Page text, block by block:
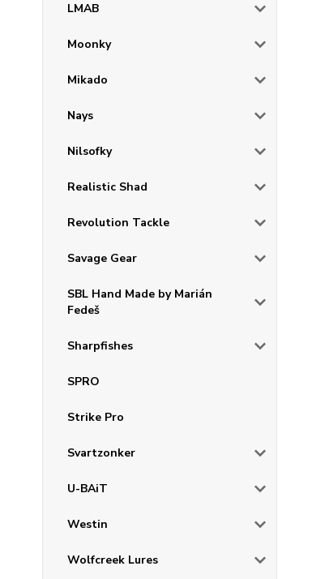
LMAB
Moonky
Mikado
Nays
Nilsofky
Realistic Shad
Revolution Tackle
Savage Gear
SBL Hand Made by Marián
Fedeš
Sharpfishes
SPRO
Strike Pro
Svartzonker
U-BAiT
Westin
Wolfcreek Lures